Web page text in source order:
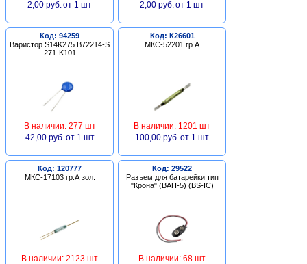
2,00 руб. от 1 шт
2,00 руб. от 1 шт
Код: 94259
Варистор S14K275 B72214-S
271-K101
В наличии: 277 шт
42,00 руб. от 1 шт
Код: К26601
МКС-52201 гр.А
В наличии: 1201 шт
100,00 руб. от 1 шт
Код: 120777
МКС-17103 гр.А зол.
В наличии: 2123 шт
Код: 29522
Разъем для батарейки тип
"Крона" (BAH-5) (BS-IC)
В наличии: 68 шт